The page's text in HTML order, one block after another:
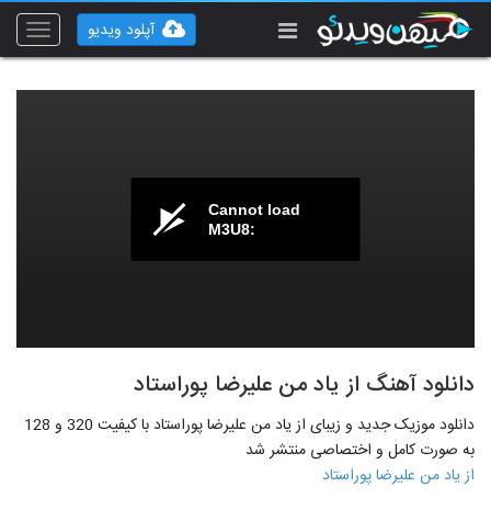
Toggle
آپلود ویدیو
Cannot load
M3U8:
دانلود آهنگ از یاد من علیرضا پوراستاد
دانلود موزیک جدید و زیبای از یاد من علیرضا پوراستاد با کیفیت 320 و 128
به صورت کامل و اختصاصی منتشر شد
از یاد من علیرضا پوراستاد